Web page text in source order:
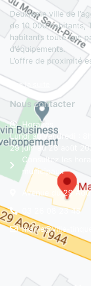
Deuxième ville de
de 10 000 habitants,
habitants toute une
d’équipements.
L’offre de proximité
Lire la suite
Nous contacter
Horaires
Lundi au vendredi :
29 juin au 28 août
Consultez les
municipaux
Avenue du 29
03 26 08 23 45
mairie@ville-